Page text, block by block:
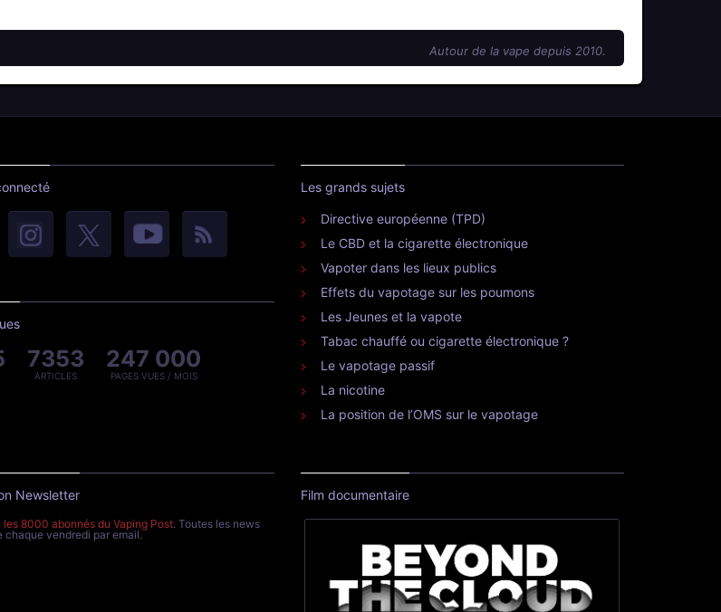
Autour de la vape depuis 2010.
7353
ARTICLES
247 000
PAGES VUES / MOIS
Les grands sujets
Directive européenne (TPD)
Le CBD et la cigarette électronique
Vapoter dans les lieux publics
Effets du vapotage sur les poumons
Les Jeunes et la vapote
Tabac chauffé ou cigarette électronique ?
Le vapotage passif
La nicotine
La position de l’OMS sur le vapotage
Newsletter
les 8000 abonnés du Vaping Post. Toutes les news
chaque vendredi par email.
Film documentaire